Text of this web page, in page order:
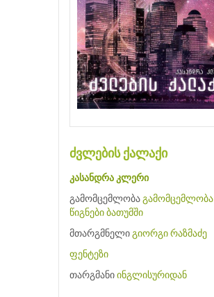
ძვლების ქალაქი
კასანდრა კლერი
გამომცემლობა გამომცემლობა
წიგნები ბათუმში
მთარგმნელი გიორგი რაზმაძე
ფენტეზი
თარგმანი ინგლისურიდან